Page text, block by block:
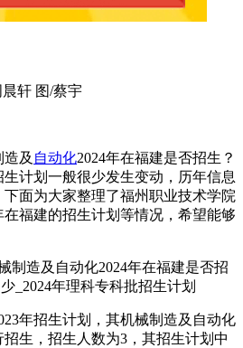
轩 图/蔡宇
造及 自动化2024年在福建是否招生？
计划一般很少发生变动，历年信息
面为大家整理了福州职业技术学院
在福建的招生计划等情况，希望能够
年招生计划，其机械制造及自动化
生，招生人数为3，其招生计划中